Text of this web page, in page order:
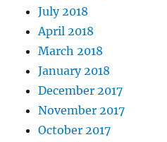
July 2018
April 2018
March 2018
January 2018
December 2017
November 2017
October 2017